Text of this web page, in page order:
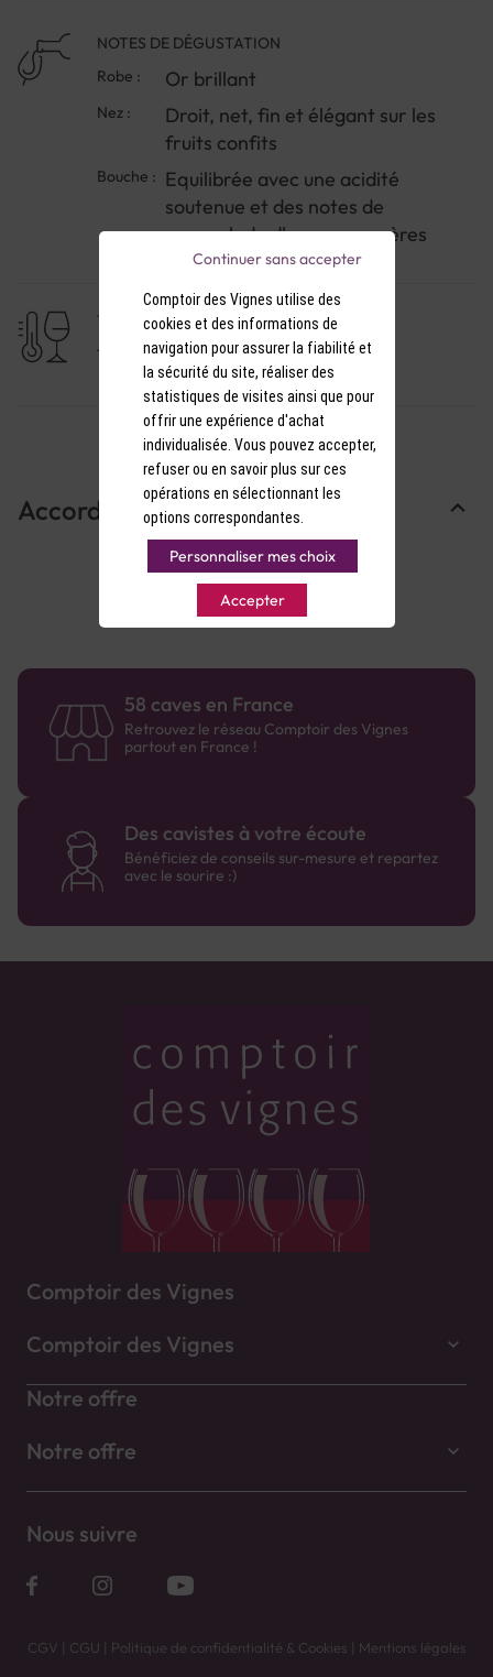
Bouche : Equilibrée avec une acidité soutenue et des
notes de marmelade d'oranges amères
NOTES DE DÉGUSTATION
Robe :
Or brillant
Nez :
Droit, net, fin et élégant sur les
fruits confits
Bouche : Equilibrée avec une acidité
soutenue et des notes de
marmelade d'oranges amères
TEMPÉRATURE DE SERVICE
11-12°C
Accords Mets & Vins
58 caves en France
Retrouvez le réseau Comptoir des Vignes
partout en France !
Des cavistes à votre écoute
Bénéficiez de conseils sur-mesure et repartez
avec le sourire :)
Comptoir des Vignes
Comptoir des Vignes
Notre offre
Notre offre
Nous suivre
CGV | CGU | Politique de confidentialité & Cookies | Mentions légales
Comptoir des Vignes utilise des
cookies et des informations de
navigation pour assurer la fiabilité et
la sécurité du site, réaliser des
statistiques de visites ainsi que pour
offrir une expérience d'achat
individualisée. Vous pouvez accepter,
refuser ou en savoir plus sur ces
opérations en sélectionnant les
options correspondantes.
Personnaliser mes choix
Accepter
Continuer sans accepter